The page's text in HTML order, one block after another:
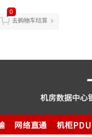
0
去购物车结算